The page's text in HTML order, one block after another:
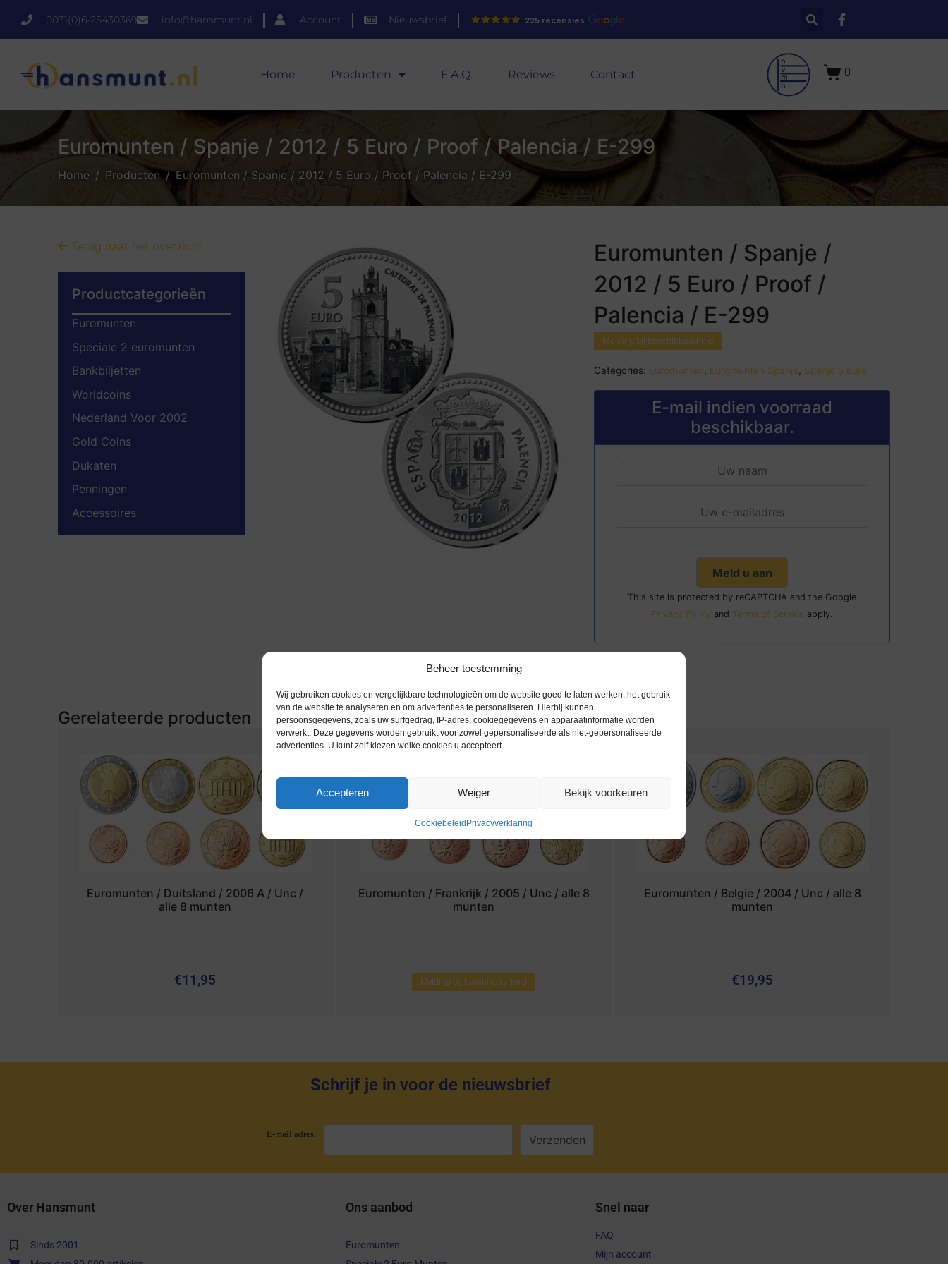
Beheer toestemming
Wij gebruiken cookies en vergelijkbare technologieën om de website goed te laten werken, het gebruik
van de website te analyseren en om advertenties te personaliseren. Hierbij kunnen
persoonsgegevens, zoals uw surfgedrag, IP-adres, cookiegegevens en apparaatinformatie worden
verwerkt. Deze gegevens worden gebruikt voor zowel gepersonaliseerde als niet-gepersonaliseerde
advertenties. U kunt zelf kiezen welke cookies u accepteert.
Accepteren Weiger Bekijk voorkeuren
CookiebeleidPrivacyverklaring
0031(0)6-25430369 info@hansmunt.nl Account Nieuwsbrief 225 recensies
Home Producten F.A.Q. Reviews Contact 0
Euromunten / Spanje / 2012 / 5 Euro / Proof / Palencia / E-299
Home Producten Euromunten / Spanje / 2012 / 5 Euro / Proof / Palencia / E-299
Euromunten / Spanje /
2012 / 5 Euro / Proof /
Palencia / E-299
Melding bij beschikbaarheid
Categories: Euromunten Euromunten Spanje Spanje 5 Euro
E-mail indien voorraad
beschikbaar.
This site is protected by reCAPTCHA and the Google
Privacy Policy and Terms of Service apply.
Terug naar het overzicht
Productcategorieën
Euromunten
Speciale 2 euromunten
Bankbiljetten
Worldcoins
Nederland Voor 2002
Gold Coins
Dukaten
Penningen
Accessoires
Gerelateerde producten
Euromunten / Duitsland / 2006 A / Unc /
alle 8 munten
€11,95
Euromunten / Frankrijk / 2005 / Unc / alle 8
munten
Melding bij beschikbaarheid
Euromunten / Belgie / 2004 / Unc / alle 8
munten
€19,95
Schrijf je in voor de nieuwsbrief
E-mail adres:
Over Hansmunt
Sinds 2001
Ons aanbod
Euromunten
Snel naar
FAQ
Mijn account